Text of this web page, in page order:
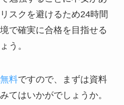
スクを避けるため24時間
で確実に合格を目指せる
う。
料ですので、まずは資料
てはいかがでしょうか。